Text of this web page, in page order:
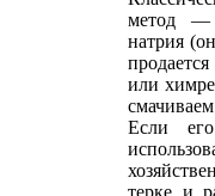
метод —
натрия
или
Если
терке и